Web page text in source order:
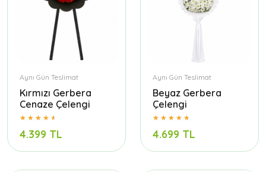
Aynı Gün Teslimat
Kırmızı Gerbera
Cenaze Çelengi
4.399 TL
Aynı Gün Teslimat
Beyaz Gerbera
Çelengi
4.699 TL